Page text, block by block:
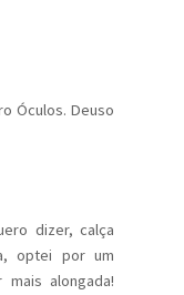
Óculos. Deuso
dizer, calça
optei por um
alongada!